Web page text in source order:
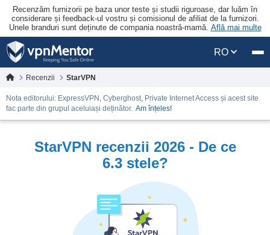
Recenzăm furnizorii pe baza unor teste și studii riguroase, dar luăm în
considerare și feedback-ul vostru și comisionul de afiliat de la furnizori.
Unele branduri sunt deținute de compania noastră-mamă. Află mai multe
RO
Recenzii StarVPN
Nota editorului: ExpressVPN, Cyberghost, Private Internet Access și acest site
fac parte din grupul aceluiași deținător. Am înțeles!
StarVPN recenzii 2026 - De ce
6.3 stele?